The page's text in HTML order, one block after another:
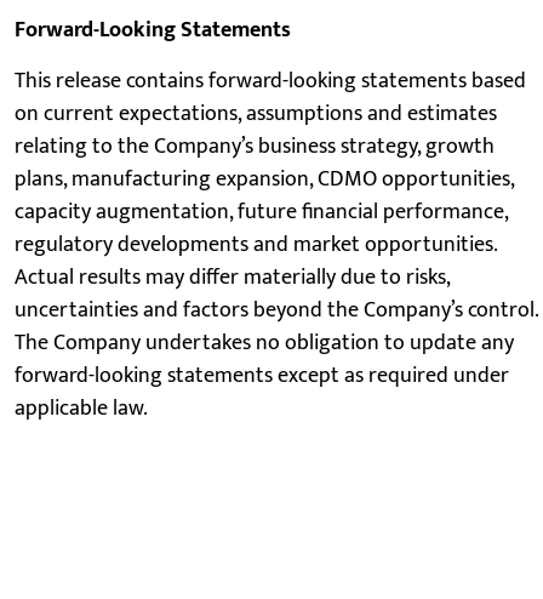
Forward-Looking Statements
This release contains forward-looking statements based
on current expectations, assumptions and estimates
relating to the Company’s business strategy, growth
plans, manufacturing expansion, CDMO opportunities,
capacity augmentation, future financial performance,
regulatory developments and market opportunities.
Actual results may differ materially due to risks,
uncertainties and factors beyond the Company’s control.
The Company undertakes no obligation to update any
forward-looking statements except as required under
applicable law.